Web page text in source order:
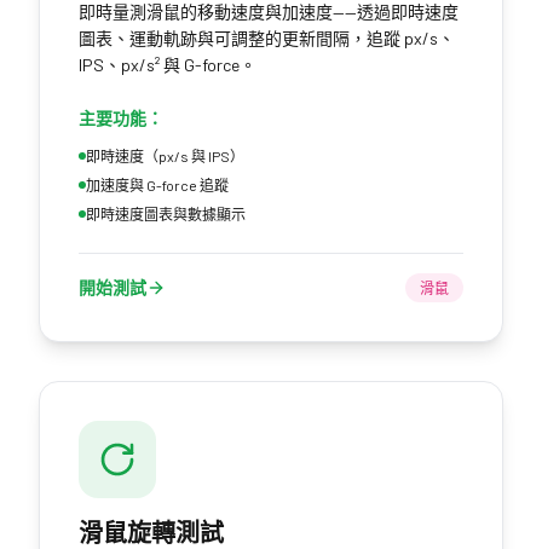
即時量測滑鼠的移動速度與加速度——透過即時速度
圖表、運動軌跡與可調整的更新間隔，追蹤 px/s、
IPS、px/s² 與 G-force。
主要功能：
即時速度（px/s 與 IPS）
加速度與 G-force 追蹤
即時速度圖表與數據顯示
開始測試 滑鼠
滑鼠旋轉測試